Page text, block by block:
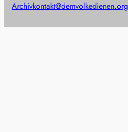
Archivkontakt@demvolkedienen.org